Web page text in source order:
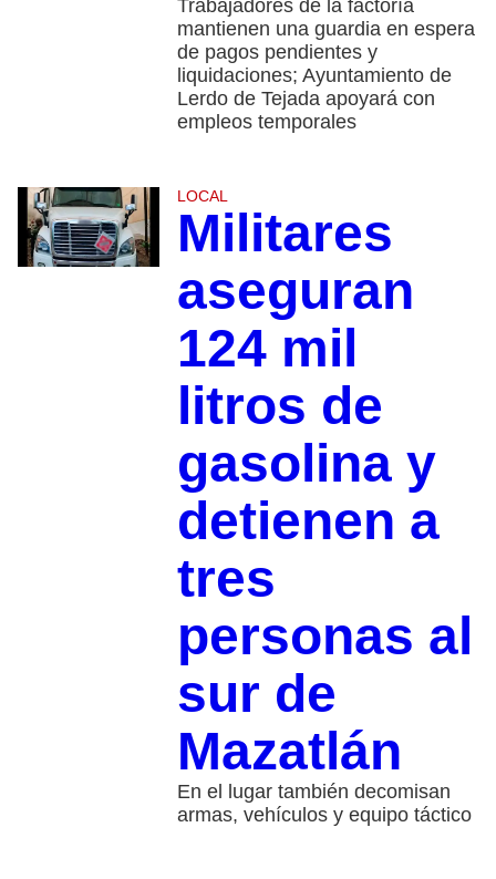
Trabajadores de la factoría
mantienen una guardia en espera
de pagos pendientes y
liquidaciones; Ayuntamiento de
Lerdo de Tejada apoyará con
empleos temporales
LOCAL
Militares
aseguran
124 mil
litros de
gasolina y
detienen a
tres
personas al
sur de
Mazatlán
En el lugar también decomisan
armas, vehículos y equipo táctico